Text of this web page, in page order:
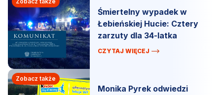
Śmiertelny wypadek w
Łebieńskiej Hucie: Cztery
zarzuty dla 34-latka
CZYTAJ WIĘCEJ
Zobacz także
Monika Pyrek odwiedzi